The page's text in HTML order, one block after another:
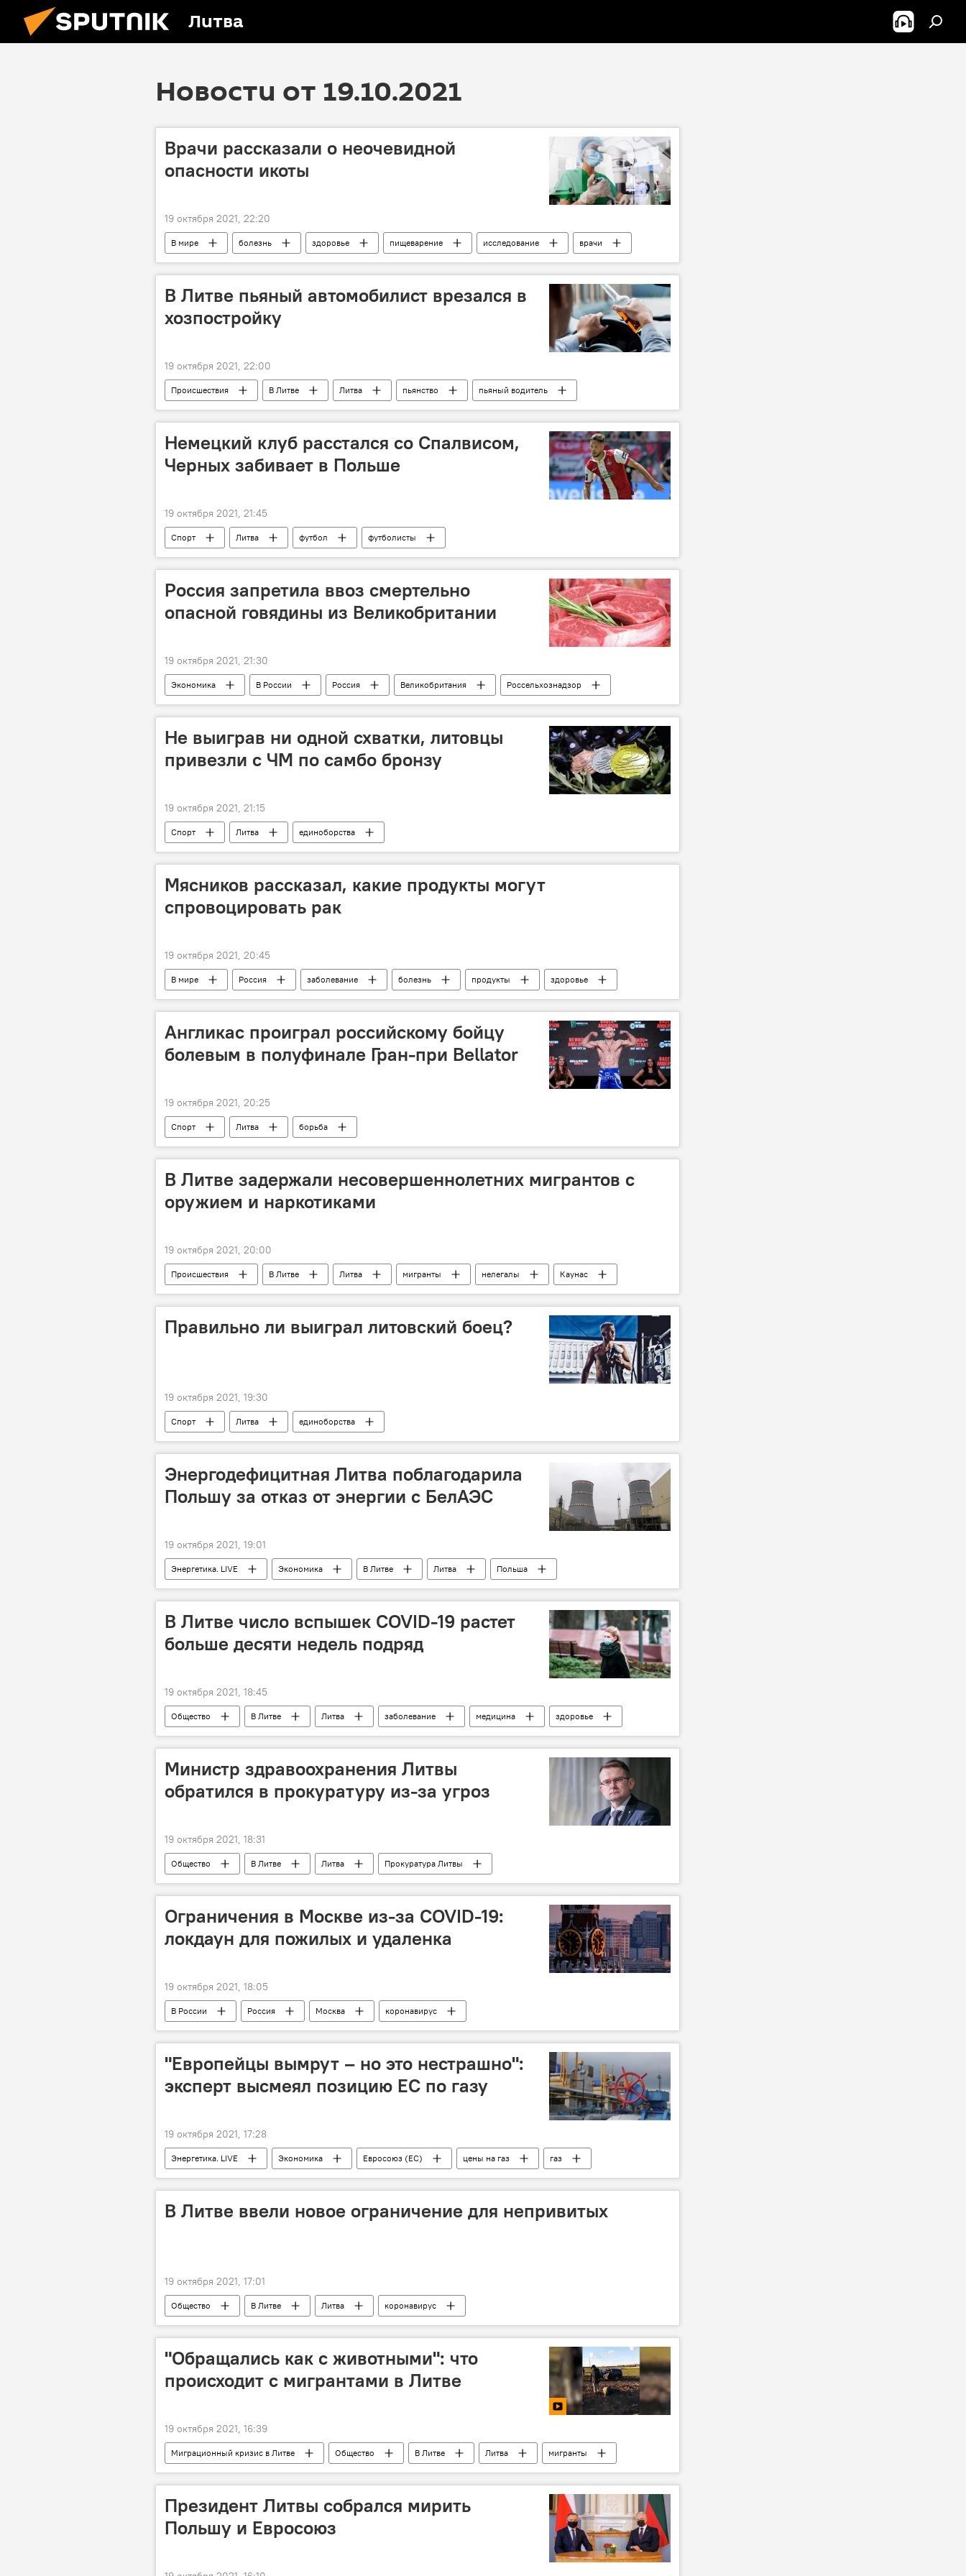
Литва
Новости от 19.10.2021
Врачи рассказали о неочевидной
опасности икоты
19 октября 2021, 22:20
В мире болезнь здоровье пищеварение исследование
врачи
рак
исследователь
В Литве пьяный автомобилист врезался в
хозпостройку
19 октября 2021, 22:00
Происшествия В Литве Литва пьянство
пьяный водитель
полиция Литвы
пьянство в Литве
Немецкий клуб расстался со Спалвисом,
Черных забивает в Польше
19 октября 2021, 21:45
Спорт Литва футбол футболисты
Россия запретила ввоз смертельно
опасной говядины из Великобритании
19 октября 2021, 21:30
Экономика В России Россия Великобритания
Россельхознадзор
мясо
говядина
Не выиграв ни одной схватки, литовцы
привезли с ЧМ по самбо бронзу
19 октября 2021, 21:15
Спорт Литва единоборства
Мясников рассказал, какие продукты могут
спровоцировать рак
19 октября 2021, 20:45
В мире Россия заболевание болезнь продукты
здоровье
врач
продукты питания рак состояние здоровья
Англикас проиграл российскому бойцу
болевым в полуфинале Гран-при Bellator
19 октября 2021, 20:25
Спорт Литва борьба
В Литве задержали несовершеннолетних мигрантов с
оружием и наркотиками
19 октября 2021, 20:00
Происшествия В Литве Литва мигранты нелегалы
Каунас
контрабанда
оружие наркотики несовершеннолетние
Правильно ли выиграл литовский боец?
19 октября 2021, 19:30
Спорт Литва единоборства
Энергодефицитная Литва поблагодарила
Польшу за отказ от энергии с БелАЭС
19 октября 2021, 19:01
Энергетика. LIVE Экономика В Литве Литва
Польша
энергетический рынок
БелАЭС энергетика
В Литве число вспышек COVID-19 растет
больше десяти недель подряд
19 октября 2021, 18:45
Общество В Литве Литва заболевание медицина
здоровье
Пандемия коронавируса в Литве и других странах
COVID-19
Министр здравоохранения Литвы
обратился в прокуратуру из-за угроз
19 октября 2021, 18:31
Общество В Литве Литва
Прокуратура Литвы
Министерство здравоохранения
здоровье угрозы
коронавирус
Ограничения в Москве из-за COVID-19:
локдаун для пожилых и удаленка
19 октября 2021, 18:05
В России Россия Москва
коронавирус
Пандемия коронавируса в Литве и других странах
"Европейцы вымрут – но это нестрашно":
эксперт высмеял позицию ЕС по газу
19 октября 2021, 17:28
Энергетика. LIVE Экономика Евросоюз (ЕС) цены на газ
газ
природный газ
В Литве ввели новое ограничение для непривитых
19 октября 2021, 17:01
Общество В Литве Литва
коронавирус
Пандемия коронавируса в Литве и других странах
"Обращались как с животными": что
происходит с мигрантами в Литве
19 октября 2021, 16:39
Миграционный кризис в Литве Общество В Литве Литва
мигранты
миграционный кризис
Белоруссия
Президент Литвы собрался мирить
Польшу и Евросоюз